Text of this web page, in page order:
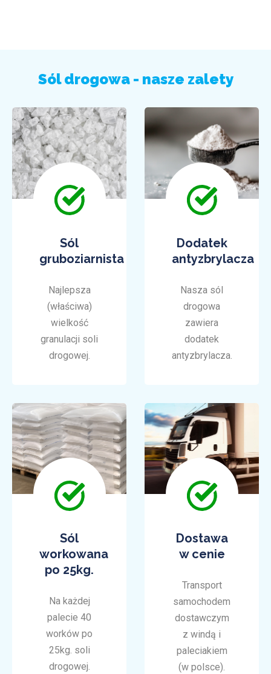
Sól drogowa - nasze zalety
Sól
gruboziarnista
Najlepsza
(właściwa)
wielkość
granulacji soli
drogowej.
Dodatek
antyzbrylacza
Nasza sól
drogowa
zawiera
dodatek
antyzbrylacza.
Sól
workowana
po 25kg.
Na każdej
palecie 40
worków po
25kg. soli
drogowej.
Dostawa
w cenie
Transport
samochodem
dostawczym
z windą i
paleciakiem
(w polsce).